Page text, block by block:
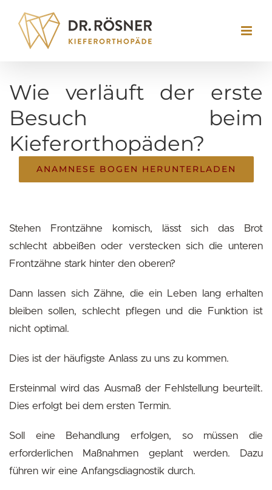
content
Wie verläuft der erste
Besuch beim
Kieferorthopäden?
ANAMNESE BOGEN HERUNTERLADEN
Stehen Frontzähne komisch, lässt sich das Brot
schlecht abbeißen oder verstecken sich die unteren
Frontzähne stark hinter den oberen?
Dann lassen sich Zähne, die ein Leben lang erhalten
bleiben sollen, schlecht pflegen und die Funktion ist
nicht optimal.
Dies ist der häufigste Anlass zu uns zu kommen.
Ersteinmal wird das Ausmaß der Fehlstellung beurteilt.
Dies erfolgt bei dem ersten Termin.
Soll eine Behandlung erfolgen, so müssen die
erforderlichen Maßnahmen geplant werden. Dazu
führen wir eine Anfangsdiagnostik durch.